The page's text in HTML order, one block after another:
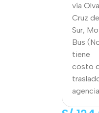
vía
Cruz
Sur,
Bus
tiene
costo